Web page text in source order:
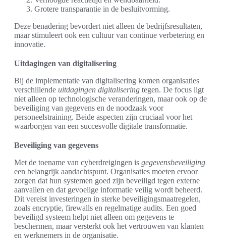
Grotere transparantie in de besluitvorming.
Deze benadering bevordert niet alleen de bedrijfsresultaten,
maar stimuleert ook een cultuur van continue verbetering en
innovatie.
Uitdagingen van digitalisering
Bij de implementatie van digitalisering komen organisaties
verschillende uitdagingen digitalisering tegen. De focus ligt
niet alleen op technologische veranderingen, maar ook op de
beveiliging van gegevens en de noodzaak voor
personeelstraining. Beide aspecten zijn cruciaal voor het
waarborgen van een succesvolle digitale transformatie.
Beveiliging van gegevens
Met de toename van cyberdreigingen is gegevensbeveiliging
een belangrijk aandachtspunt. Organisaties moeten ervoor
zorgen dat hun systemen goed zijn beveiligd tegen externe
aanvallen en dat gevoelige informatie veilig wordt beheerd.
Dit vereist investeringen in sterke beveiligingsmaatregelen,
zoals encryptie, firewalls en regelmatige audits. Een goed
beveiligd systeem helpt niet alleen om gegevens te
beschermen, maar versterkt ook het vertrouwen van klanten
en werknemers in de organisatie.